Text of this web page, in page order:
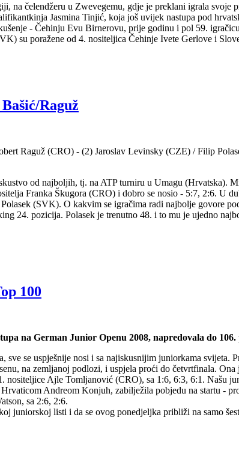
na čelendžeru u Zwevegemu, gdje je preklani igrala
Jasmina Tinjić, koja još uvijek nastupa pod
- Čehinju Evu Birnerovu, prije godinu i pol 59.
su poražene od 4. nositeljica Čehinje Ivete Gerlove i
Raguž
Raguž (CRO) - (2) Jaroslav Levinsky (CZE) / Filip
od najboljih, tj. na ATP turniru u Umagu (Hrvatska).
Franka Škugora (CRO) i dobro se nosio - 5:7, 2:6. U
(SVK). O kakvim se igračima radi najbolje govore
24. pozicija. Polasek je trenutno 48. i to mu je ujedno
100
na German Junior Openu 2008, napredovala do
se uspješnije nosi i sa najiskusnijim juniorkama svijeta.
na zemljanoj podlozi, i uspjela proći do četvrtfinala.
nositeljice Ajle Tomljanović (CRO), sa 1:6, 6:3, 6:1. Našu
Andreom Konjuh, zabilježila pobjedu na startu -
sa 2:6, 2:6.
juniorskoj listi i da se ovog ponedjeljka približi na samo